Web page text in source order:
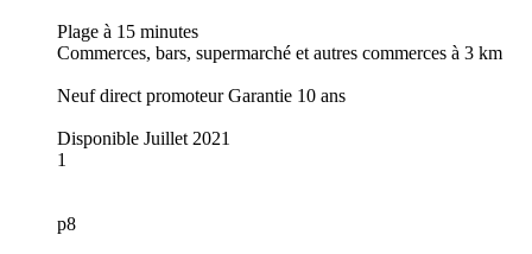
Plage à 15 minutes
Commerces, bars, supermarché et autres commerces à 3 km
Neuf direct promoteur Garantie 10 ans
Disponible Juillet 2021
1
p8